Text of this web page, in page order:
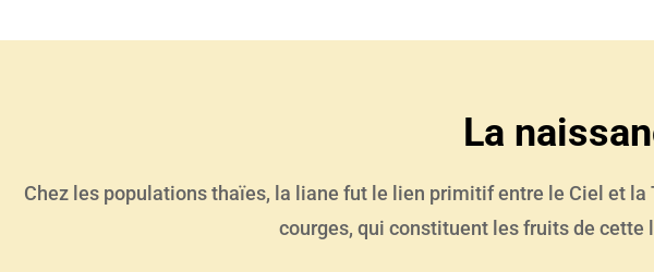
La
Chez les populations thaïes, la liane fut le lien primitif entre le Ciel et
courges, qui constituent les fruits de cette